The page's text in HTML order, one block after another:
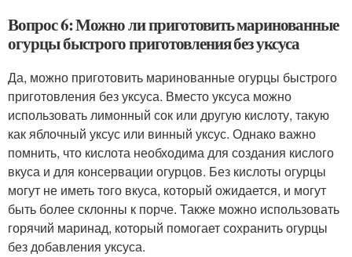
Вопрос 6: Можно ли приготовить маринованные
огурцы быстрого приготовления без уксуса
Да, можно приготовить маринованные огурцы быстрого
приготовления без уксуса. Вместо уксуса можно
использовать лимонный сок или другую кислоту, такую
как яблочный уксус или винный уксус. Однако важно
помнить, что кислота необходима для создания кислого
вкуса и для консервации огурцов. Без кислоты огурцы
могут не иметь того вкуса, который ожидается, и могут
быть более склонны к порче. Также можно использовать
горячий маринад, который помогает сохранить огурцы
без добавления уксуса.